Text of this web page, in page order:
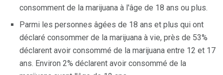
consomment de la marijuana à l'âge de 18 ans ou plus.
Parmi les personnes âgées de 18 ans et plus qui ont
déclaré consommer de la marijuana à vie, près de 53%
déclarent avoir consommé de la marijuana entre 12 et 17
ans. Environ 2% déclarent avoir consommé de la